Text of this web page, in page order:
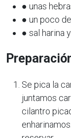
● unas
● un poco
● sal harina
Se pica la
juntamos
cilantro